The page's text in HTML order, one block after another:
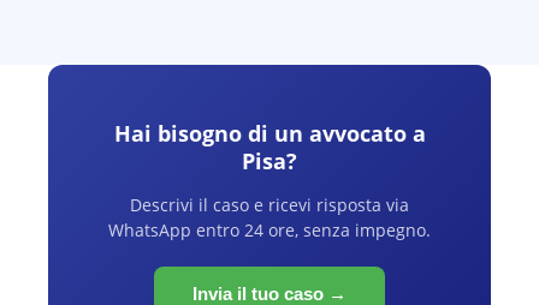
Hai bisogno di un avvocato a
Pisa?
Descrivi il caso e ricevi risposta via
WhatsApp entro 24 ore, senza impegno.
Invia il tuo caso →